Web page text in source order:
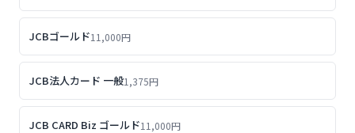
JCBゴールド11,000円
JCB法人カード 一般1,375円
JCB CARD Biz ゴールド11,000円